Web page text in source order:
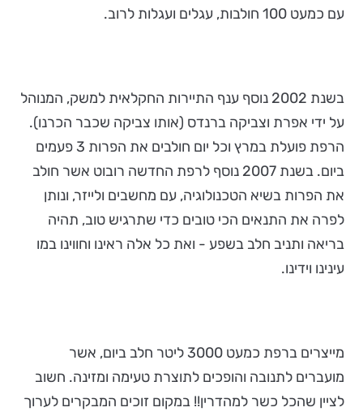
עם כמעט 100 חולבות, עגלים ועגלות לרוב.
בשנת 2002 נוסף ענף התיירות החקלאית למשק, המנוהל
על ידי אפרת וצביקה ברנדס (אותו צביקה שכבר הכרנו).
הרפת פועלת במרץ וכל יום חולבים את הפרות 3 פעמים
ביום. בשנת 2007 נוסף לרפת החדשה רובוט אשר חולב
את הפרות בשיא הטכנולוגיה, עם מחשבים ולייזר, ונותן
לפרה את התנאים הכי טובים כדי שתרגיש טוב, תהיה
בריאה ותניב חלב בשפע - ואת כל אלה ראינו וחווינו במו
עינינו וידינו.
מייצרים ברפת כמעט 3000 ליטר חלב ביום, אשר
מועברים לתנובה והופכים לתוצרת טעימה ומזינה. חשוב
לציין שהכל כשר למהדרין!! במקום זוכים המבקרים לערוך